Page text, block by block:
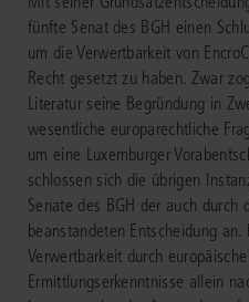
fünfte Senat des BGH einen
um die Verwertbarkeit von
Recht gesetzt zu haben. Zwar
Literatur seine Begründung in
wesentliche europarechtliche
um eine Luxemburger
schlossen sich die übrigen
Senate des BGH der auch durch
beanstandeten Entscheidung
Verwertbarkeit durch
Ermittlungserkenntnisse allein